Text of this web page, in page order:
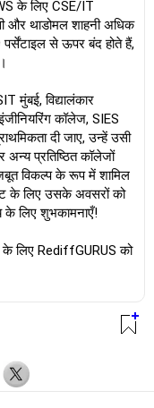
के लिए CSE/IT
थाडोमल शाहनी अधिक
से ऊपर बंद होते हैं,
मुंबई, विद्यालंकार
कॉलेज, SIES
दी जाए, उन्हें उसी
प्रतिष्ठित कॉलेजों
विकल्प के रूप में शामिल
के लिए उसके अवसरों को
के लिए शुभकामनाएँ!
लिए RediffGURUS को